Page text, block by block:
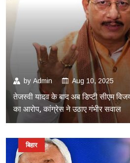
by Admin Aug 10, 2025
तेजस्वी यादव के बाद अब डिप्टी सीएम
का आरोप, कांग्रेस ने उठाए गंभीर सवाल
बिहार